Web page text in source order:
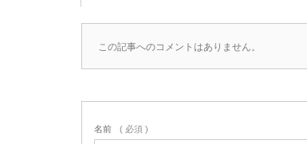
この記事へのコメントはありません。
名前 ( 必須 )